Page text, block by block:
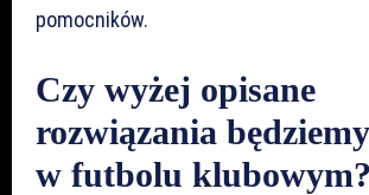
pomocników.
Czy wyżej opisane
rozwiązania
w futbolu klubowym?